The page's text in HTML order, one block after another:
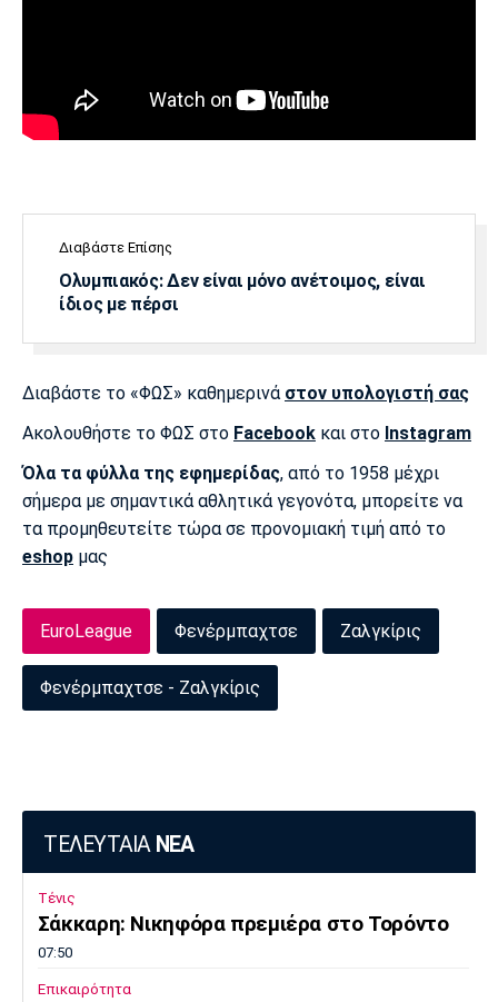
Διαβάστε Επίσης
Ολυμπιακός: Δεν είναι μόνο ανέτοιμος, είναι
ίδιος με πέρσι
Διαβάστε το «ΦΩΣ» καθημερινά στον υπολογιστή σας
Ακολουθήστε το ΦΩΣ στο Facebook και στο Instagram
Όλα τα φύλλα της εφημερίδας, από το 1958 μέχρι
σήμερα με σημαντικά αθλητικά γεγονότα, μπορείτε να
τα προμηθευτείτε τώρα σε προνομιακή τιμή από το
eshop μας
EuroLeague Φενέρμπαχτσε Ζαλγκίρις
Φενέρμπαχτσε - Ζαλγκίρις
ΤΕΛΕΥΤΑΙΑ ΝΕΑ
Τένις
Σάκκαρη: Νικηφόρα πρεμιέρα στο Τορόντο
07:50
Επικαιρότητα